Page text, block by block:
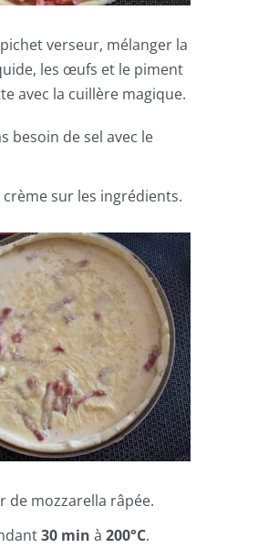
verseur, mélanger la
les œufs et le piment
avec la cuillère magique.
besoin de sel avec le
crème sur les ingrédients.
de mozzarella râpée.
30 min à 200°C.